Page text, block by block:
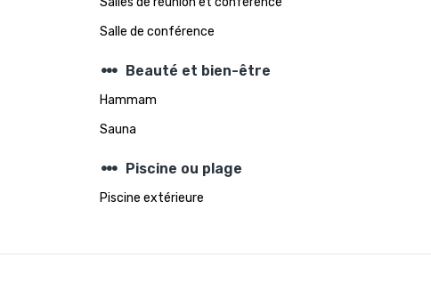
Salle de conférence
steppers Beauté et bien-être
Hammam
Sauna
steppers Piscine ou plage
Piscine extérieure